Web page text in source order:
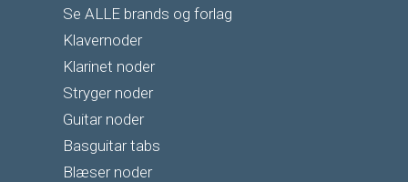
Se ALLE brands og forlag
Klavernoder
Klarinet noder
Stryger noder
Guitar noder
Basguitar tabs
Blæser noder